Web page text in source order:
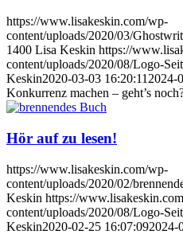
https://www.lisakeskin.com/wp-
content/uploads/2020/03/
1400 Lisa Keskin https://
content/uploads/2020/08/Logo-
Keskin2020-03-03 16:20:11 2024-
Konkurrenz machen – geht’s
Hör auf zu lesen!
https://www.lisakeskin.com/wp-
content/uploads/2020/02/
Keskin https://
content/uploads/2020/08/Logo-
Keskin2020-02-25 16:07:092024-